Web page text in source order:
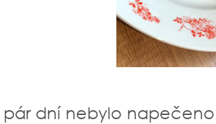
dní nebylo